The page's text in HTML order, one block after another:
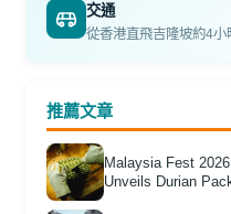
交通
從香港直飛吉隆坡約4小
推薦文章
Malaysia Fest
Unveils Durian